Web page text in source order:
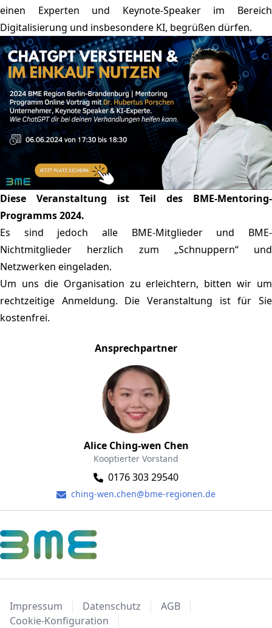
einen Experten und Keynote-Speaker im Bereich
Digitalisierung und insbesondere KI, begrüßen dürfen.
Diese Veranstaltung ist Teil des BME-Mentoring-
Programms 2024.
Es sind jedoch alle BME-Mitglieder und BME-
Nichtmitglieder herzlich zum „Schnuppern“ und
Netzwerken eingeladen.
Um uns die Organisation zu erleichtern, bitten wir um
rechtzeitige Anmeldung. Die Veranstaltung ist für Sie
kostenfrei.
Ansprechpartner
Alice Ching-wen Chen
Kooptierter Vorstand
0176 303 29540
ching-wen.chen@bme-regionen.de
Impressum Datenschutz
AGB
Cookie-Konfiguration